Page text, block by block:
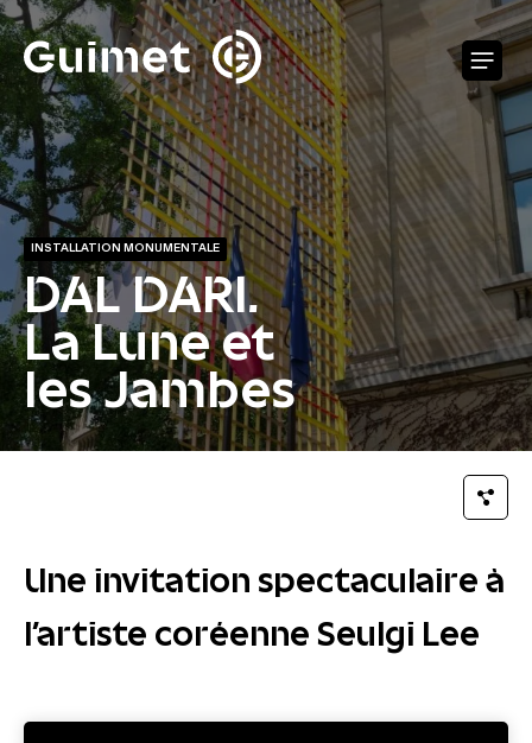
INSTALLATION MONUMENTALE
DAL DARI.
La Lune et
les Jambes
Une invitation spectaculaire à
l’artiste coréenne Seulgi Lee
Panneau de gestion des cookies